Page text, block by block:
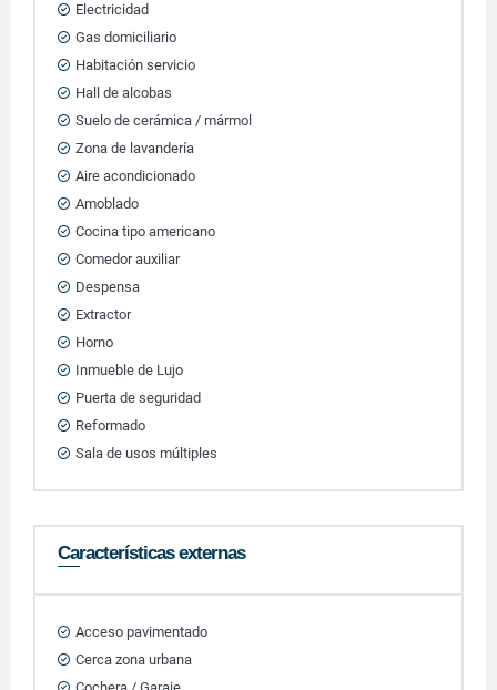
Electricidad
Gas domiciliario
Habitación servicio
Hall de alcobas
Suelo de cerámica / mármol
Zona de lavandería
Aire acondicionado
Amoblado
Cocina tipo americano
Comedor auxiliar
Despensa
Extractor
Horno
Inmueble de Lujo
Puerta de seguridad
Reformado
Sala de usos múltiples
Características externas
Acceso pavimentado
Cerca zona urbana